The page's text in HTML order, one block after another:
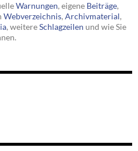
Warnungen, eigene Beiträge,
Webverzeichnis, Archivmaterial,
, weitereSchlagzeilen und wie Sie